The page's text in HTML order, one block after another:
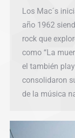
Los Mac´s
año 1962
rock que
como “La
el también
consolidaron
de la música